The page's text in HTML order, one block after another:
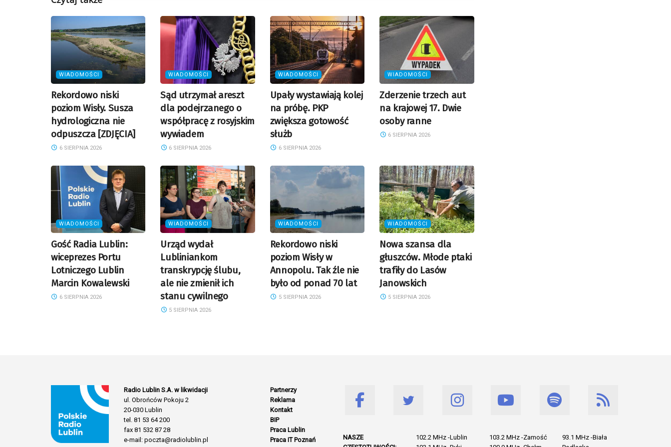
WIADOMOŚCI
Rekordowo niski
poziom Wisły. Susza
hydrologiczna nie
odpuszcza [ZDJĘCIA]
6 SIERPNIA 2026
WIADOMOŚCI
Sąd utrzymał areszt
dla podejrzanego o
współpracę z rosyjskim
wywiadem
6 SIERPNIA 2026
WIADOMOŚCI
Upały wystawiają kolej
na próbę. PKP
zwiększa gotowość
służb
6 SIERPNIA 2026
WIADOMOŚCI
Zderzenie trzech aut
na krajowej 17. Dwie
osoby ranne
6 SIERPNIA 2026
WIADOMOŚCI
Gość Radia Lublin:
wiceprezes Portu
Lotniczego Lublin
Marcin Kowalewski
6 SIERPNIA 2026
WIADOMOŚCI
Urząd wydał
Lubliniankom
transkrypcję ślubu,
ale nie zmienił ich
stanu cywilnego
5 SIERPNIA 2026
WIADOMOŚCI
Rekordowo niski
poziom Wisły w
Annopolu. Tak źle nie
było od ponad 70 lat
5 SIERPNIA 2026
WIADOMOŚCI
Nowa szansa dla
głuszców. Młode ptaki
trafiły do Lasów
Janowskich
5 SIERPNIA 2026
Radio Lublin S.A. w likwidacji
ul. Obrońców Pokoju 2
20-030 Lublin
tel. 81 53 64 200
fax 81 532 87 28
e-mail: poczta@radiolublin.pl
Partnerzy
Reklama
Kontakt
BIP
Praca Lublin
Praca IT Poznań
NASZE
102.2 MHz -Lublin
103.2 MHz -Zamość
93.1 MHz -Biała